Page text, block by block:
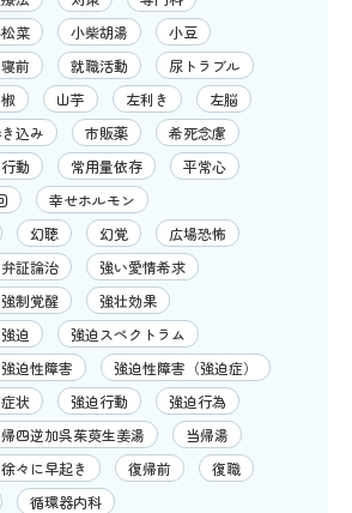
菜 小柴胡湯
小豆
前 就職活動
尿トラブル
山芋 左利き
左脳
込み 市販薬
希死念慮
動 常用量依存
平常心
幸せホルモン
幻聴 幻覚
広場恐怖
弁証論治
強い愛情希求
強制覚醒
強壮効果
強迫
強迫スペクトラム
強迫性障害
強迫性障害（強迫症）
状 強迫行動
強迫行為
四逆加呉茱萸生姜湯
当帰湯
徐々に早起き 復帰前
復職
循環器内科